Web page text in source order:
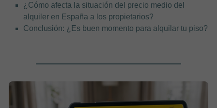
¿Cómo afecta la situación del precio medio del
alquiler en España a los propietarios?
Conclusión: ¿Es buen momento para alquilar tu piso?